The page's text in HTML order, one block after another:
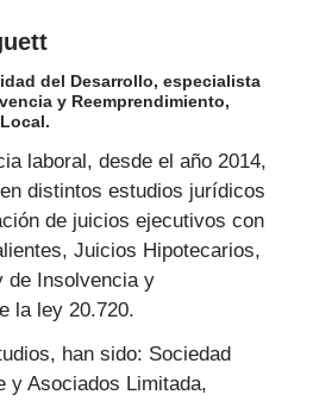
del Desarrollo, especialista
y Reemprendimiento,
laboral, desde el año 2014,
distintos estudios jurídicos
de juicios ejecutivos con
Juicios Hipotecarios,
de Insolvencia y
la ley 20.720.
han sido: Sociedad
y Asociados Limitada,